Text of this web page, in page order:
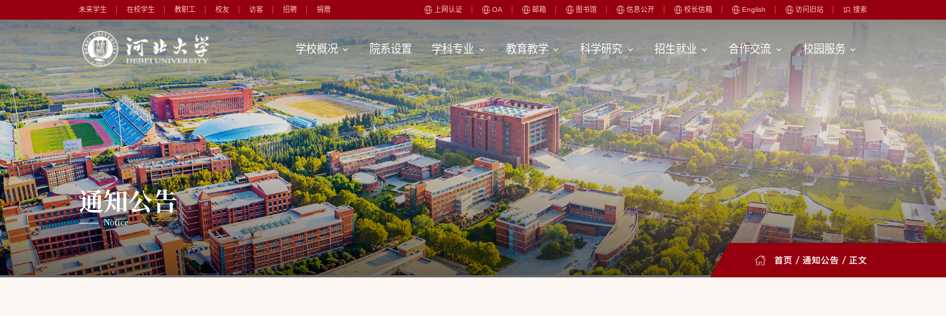
未来学生 在校学生 教职工 校友 访客 招聘 捐赠 上网认证 OA 邮箱 图书馆 信息公开 校长信箱 English 访问旧站 搜索
学校概况 院系设置 学科专业 教育教学 科学研究 招生就业 合作交流 校园服务
通知公告
Notice
首页 / 通知公告 / 正文